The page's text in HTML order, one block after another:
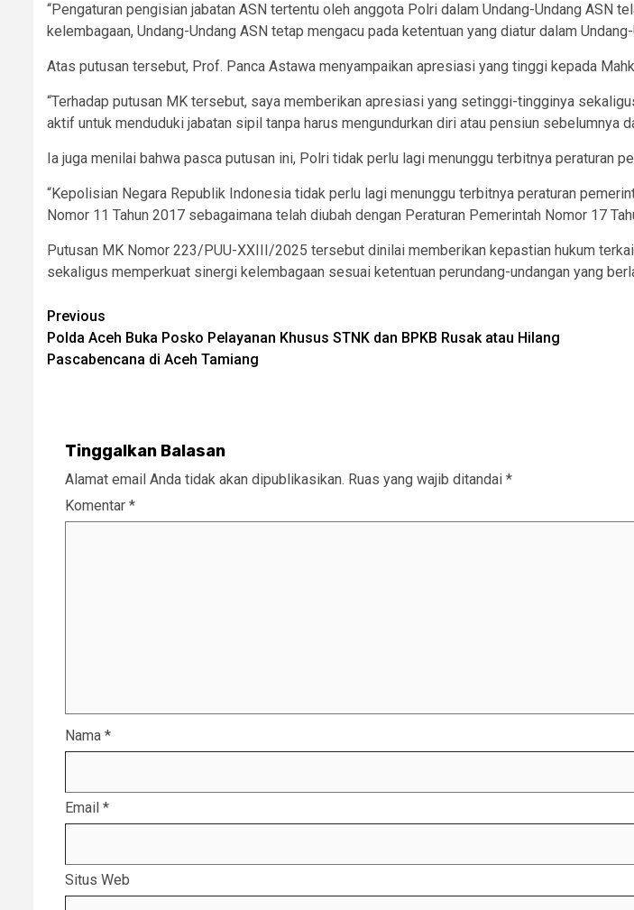
“Pengaturan pengisian jabatan ASN tertentu oleh anggota Polri dalam Undang-Undang ASN
kelembagaan, Undang-Undang ASN tetap mengacu pada ketentuan yang diatur dalam
Atas putusan tersebut, Prof. Panca Astawa menyampaikan apresiasi yang tinggi kepada
“Terhadap putusan MK tersebut, saya memberikan apresiasi yang setinggi-tingginya
aktif untuk menduduki jabatan sipil tanpa harus mengundurkan diri atau pensiun sebelumnya
Ia juga menilai bahwa pasca putusan ini, Polri tidak perlu lagi menunggu terbitnya peraturan
“Kepolisian Negara Republik Indonesia tidak perlu lagi menunggu terbitnya peraturan
Nomor 11 Tahun 2017 sebagaimana telah diubah dengan Peraturan Pemerintah Nomor 17
Putusan MK Nomor 223/PUU-XXIII/2025 tersebut dinilai memberikan kepastian hukum
sekaligus memperkuat sinergi kelembagaan sesuai ketentuan perundang-undangan yang
Post
navigation
Previous
Polda Aceh Buka Posko Pelayanan Khusus STNK dan BPKB Rusak atau Hilang
Pascabencana di Aceh Tamiang
Tinggalkan Balasan
Alamat email Anda tidak akan dipublikasikan. Ruas yang wajib ditandai *
Komentar *
Nama *
Email *
Situs Web